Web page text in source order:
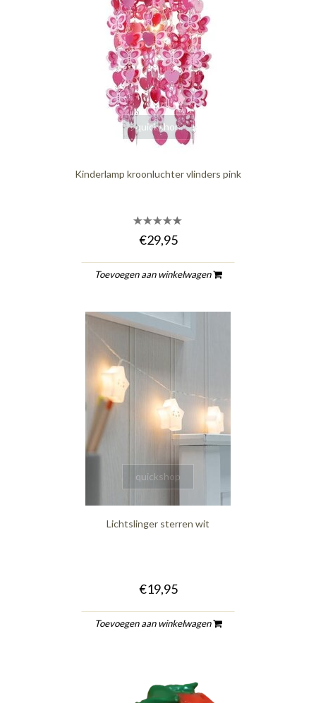
quickshop
Kinderlamp kroonluchter vlinders pink
€29,95
Toevoegen aan winkelwagen
quickshop
Lichtslinger sterren wit
€19,95
Toevoegen aan winkelwagen